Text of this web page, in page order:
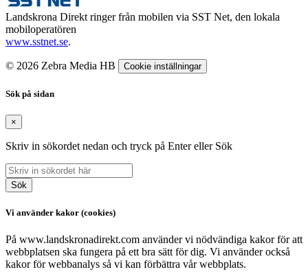
Landskrona Direkt ringer från mobilen via SST Net, den lokala
mobiloperatören
www.sstnet.se.
© 2026 Zebra Media HB Cookie inställningar
Sök på sidan
×
Skriv in sökordet nedan och tryck på Enter eller Sök
Sök
Vi använder kakor (cookies)
På www.landskronadirekt.com använder vi nödvändiga kakor för att
webbplatsen ska fungera på ett bra sätt för dig. Vi använder också
kakor för webbanalys så vi kan förbättra vår webbplats.